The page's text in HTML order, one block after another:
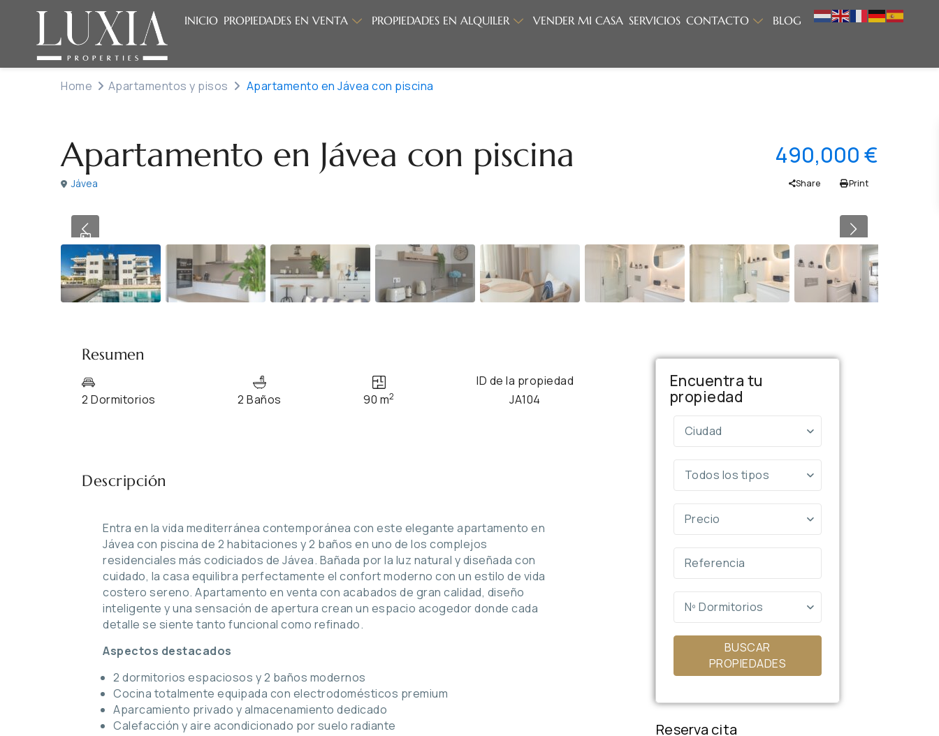
INICIO PROPIEDADES EN VENTA PROPIEDADES EN ALQUILER VENDER MI CASA SERVICIOS CONTACTO BLOG
Home Apartamentos y pisos Apartamento en Jávea con piscina
Apartamento en Jávea con piscina 490,000 €
Jávea Share Print
Previous Previous
Resumen
2 Dormitorios 2 Baños 90 m2
ID de la propiedad
JA104
Descripción
Entra en la vida mediterránea contemporánea con este elegante apartamento en
Jávea con piscina de 2 habitaciones y 2 baños en uno de los complejos
residenciales más codiciados de Jávea. Bañada por la luz natural y diseñada con
cuidado, la casa equilibra perfectamente el confort moderno con un estilo de vida
costero sereno. Apartamento en venta con acabados de gran calidad, diseño
inteligente y una sensación de apertura crean un espacio acogedor donde cada
detalle se siente tanto funcional como refinado.
Aspectos destacados
2 dormitorios espaciosos y 2 baños modernos
Cocina totalmente equipada con electrodomésticos premium
Aparcamiento privado y almacenamiento dedicado
Calefacción y aire acondicionado por suelo radiante
Encuentra tu
propiedad
Ciudad
Todos los tipos
Precio
Nº Dormitorios
BUSCAR
PROPIEDADES